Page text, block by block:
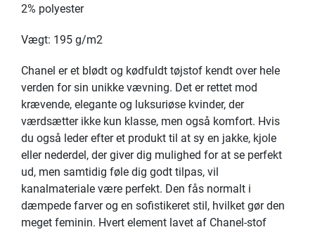
2% polyester
Vægt: 195 g/m2
Chanel er et blødt og kødfuldt tøjstof kendt over hele
verden for sin unikke vævning. Det er rettet mod
krævende, elegante og luksuriøse kvinder, der
værdsætter ikke kun klasse, men også komfort. Hvis
du også leder efter et produkt til at sy en jakke, kjole
eller nederdel, der giver dig mulighed for at se perfekt
ud, men samtidig føle dig godt tilpas, vil
kanalmateriale være perfekt. Den fås normalt i
dæmpede farver og en sofistikeret stil, hvilket gør den
meget feminin. Hvert element lavet af Chanel-stof